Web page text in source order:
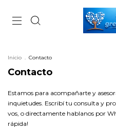
Inicio . Contacto
Contacto
Estamos para acompañarte y
inquietudes. Escribí tu consulta y
vos, o directamente hablanos por
rápida!